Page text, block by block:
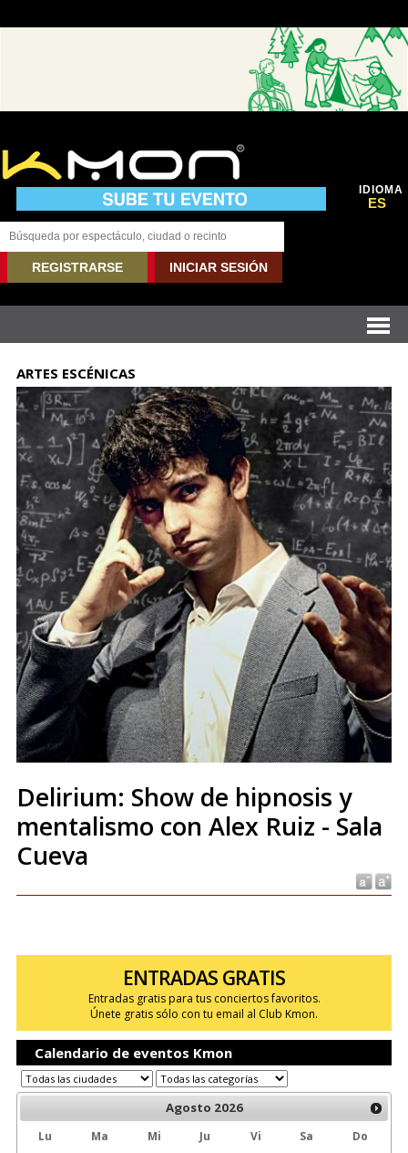
IDIOMA
ES
REGISTRARSE INICIAR SESIÓN
ARTES ESCÉNICAS
Delirium: Show de hipnosis y
mentalismo con Alex Ruiz - Sala
Cueva
ENTRADAS GRATIS
Entradas gratis para tus conciertos favoritos.
Únete gratis sólo con tu email al Club Kmon.
Calendario de eventos Kmon
Agosto 2026
Lu Ma Mi Ju Vi Sa
Do